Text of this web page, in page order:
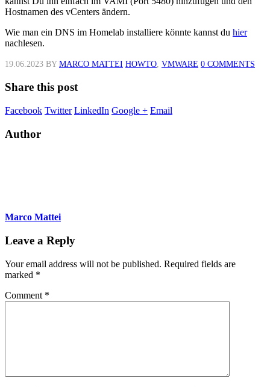
Hostnamen des vCenters ändern.
Wie man ein DNS im Homelab installiere könnte kannst du hier
nachlesen.
19.06.2023 BY MARCO MATTEI HOWTO, VMWARE 0 COMMENTS
Share this post
Facebook Twitter LinkedIn Google + Email
Author
Marco Mattei
Leave a Reply
Your email address will not be published. Required fields are
marked *
Comment *